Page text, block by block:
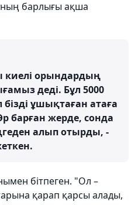
барлығы ақша
орындардың
деді. Бұл 5000
ұшықтаған атаға
барған жерде, сонда
алып отырды, -
бітпеген. "Ол –
қарап қарсы алады,